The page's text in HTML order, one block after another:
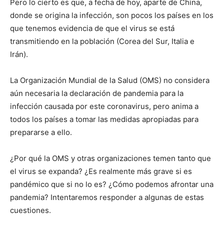
Pero lo cierto es que, a fecha de hoy, aparte de China,
donde se origina la infección, son pocos los países en los
que tenemos evidencia de que el virus se está
transmitiendo en la población (Corea del Sur, Italia e
Irán).
La Organización Mundial de la Salud (OMS) no considera
aún necesaria la declaración de pandemia para la
infección causada por este coronavirus, pero anima a
todos los países a tomar las medidas apropiadas para
prepararse a ello.
¿Por qué la OMS y otras organizaciones temen tanto que
el virus se expanda? ¿Es realmente más grave si es
pandémico que si no lo es? ¿Cómo podemos afrontar una
pandemia? Intentaremos responder a algunas de estas
cuestiones.